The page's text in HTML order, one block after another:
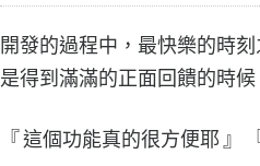
開發的過程中，最快樂的時
是得到滿滿的正面回饋的時
『 這個功能真的很方便耶 』